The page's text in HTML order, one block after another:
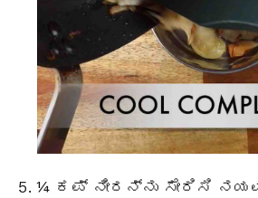
¼ ಕಪ್ ನೀರನ್ನು ಸೇರಿಸಿ